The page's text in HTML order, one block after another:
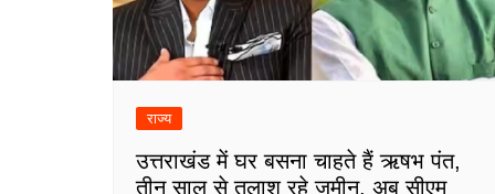
राज्य
उत्तराखंड में घर बसना चाहते हैं ऋषभ पंत,
तीन साल से तलाश रहे जमीन, अब सीएम